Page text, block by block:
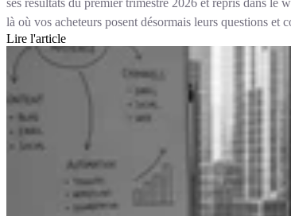
là où vos acheteurs posent désormais leurs questions et
Lire l'article